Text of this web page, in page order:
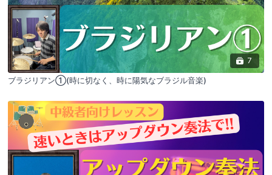
7
ブラジリアン①(時に切なく、時に陽気なブラジル音楽)